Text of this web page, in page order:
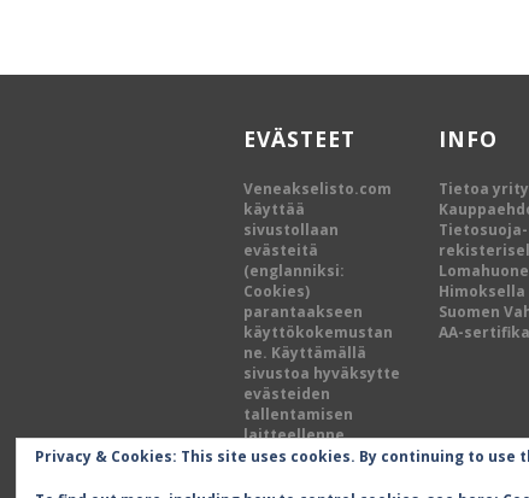
EVÄSTEET
Veneakselisto.com
käyttää
sivustollaan
evästeitä
(englanniksi:
Cookies)
parantaakseen
käyttökokemustan
ne. Käyttämällä
sivustoa hyväksytte
evästeiden
tallentamisen
laitteellenne.
INFO
Tietoa
Himoksella
Suomen
AA-
Privacy & Cookies: This site uses cookies. By continuing to